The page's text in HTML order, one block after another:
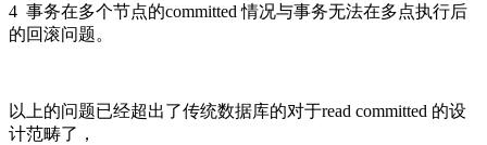
4 事务在多个节点的committed 情况与事务无法在多点执行后
的回滚问题。
以上的问题已经超出了传统数据库的对于read committed 的设
计范畴了，